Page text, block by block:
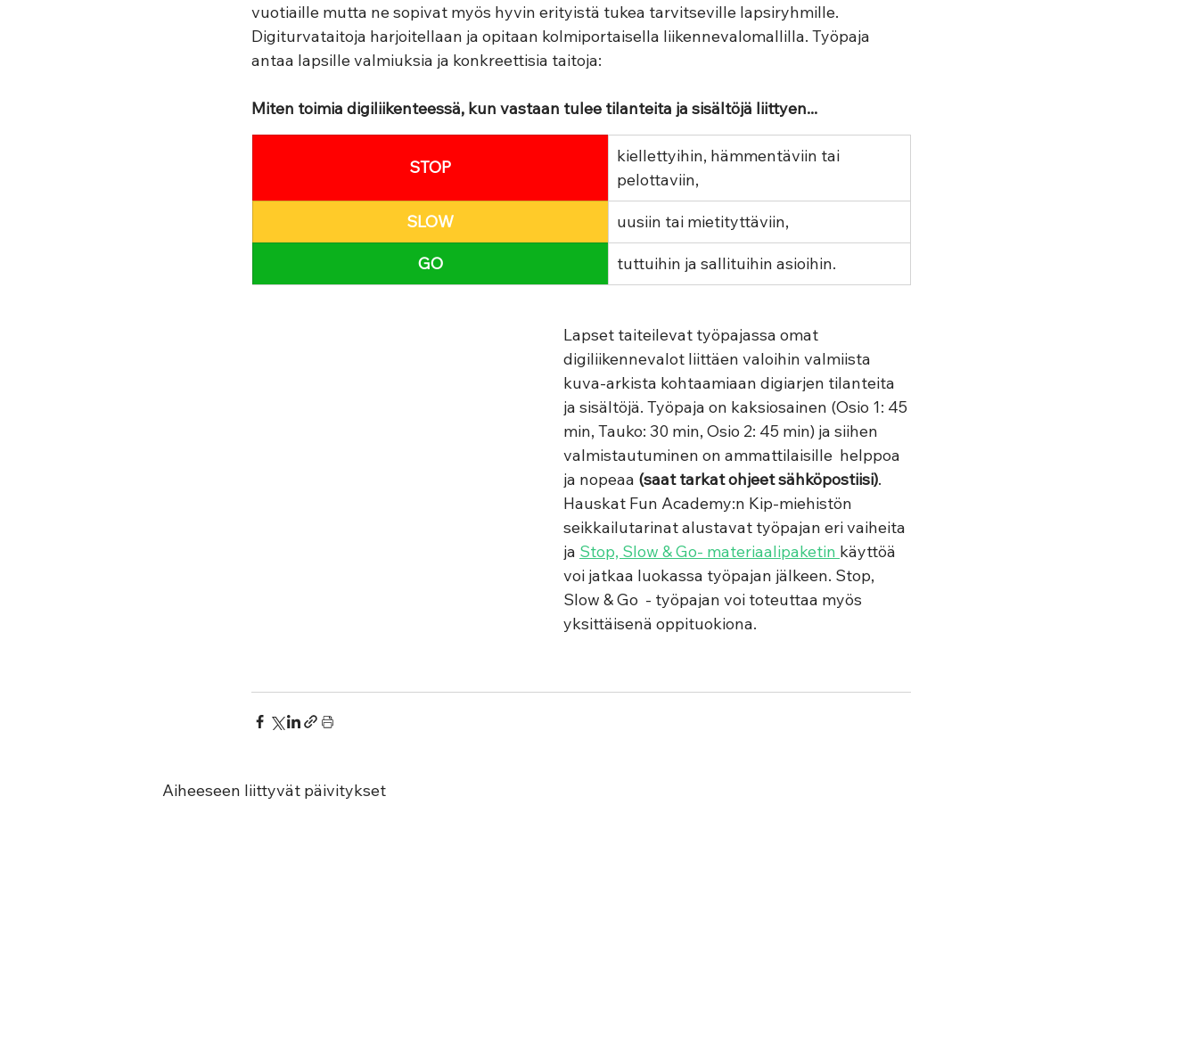
vuotiaille mutta ne sopivat myös hyvin erityistä tukea tarvitseville lapsiryhmille.
Digiturvataitoja harjoitellaan ja opitaan kolmiportaisella liikennevalomallilla. Työpaja
antaa lapsille valmiuksia ja konkreettisia taitoja:
Miten toimia digiliikenteessä, kun vastaan tulee tilanteita ja sisältöjä liittyen...
STOP
kiellettyihin, hämmentäviin tai
pelottaviin,
SLOW uusiin tai mietityttäviin,
GO tuttuihin ja sallituihin asioihin.
Lapset taiteilevat työpajassa omat
digiliikennevalot liittäen valoihin valmiista
kuva-arkista kohtaamiaan digiarjen tilanteita
ja sisältöjä. Työpaja on kaksiosainen (Osio 1: 45
min, Tauko: 30 min, Osio 2: 45 min) ja siihen
valmistautuminen on ammattilaisille  helppoa
ja nopeaa (saat tarkat ohjeet sähköpostiisi).
Hauskat Fun Academy:n Kip-miehistön
seikkailutarinat alustavat työpajan eri vaiheita
ja Stop, Slow & Go- materiaalipaketin käyttöä
voi jatkaa luokassa työpajan jälkeen. Stop,
Slow & Go  - työpajan voi toteuttaa myös
yksittäisenä oppituokiona.
Aiheeseen liittyvät päivitykset